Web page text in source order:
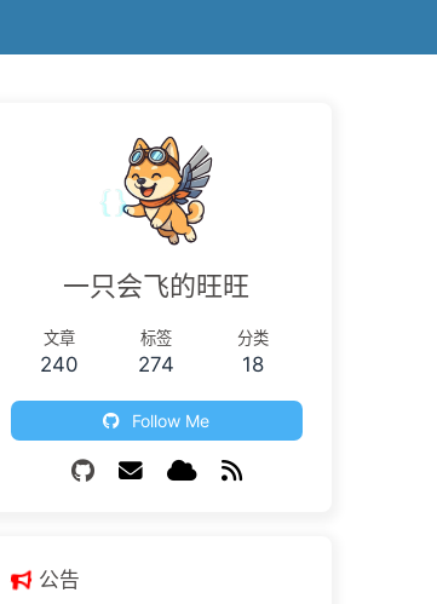
一只会飞的旺旺
文章
240
标签
274
分类
18
Follow Me
公告